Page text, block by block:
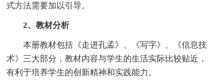
式方法需要加以引导。
2、教材分析
本册教材包括《走进孔孟》、《写字》、《信息技
术》三大部分，教材内容与学生的生活实际比较贴近，
有利于培养学生的创新精神和实践能力。